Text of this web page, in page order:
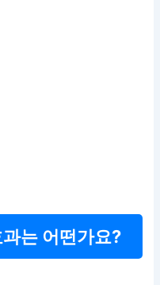
는 어떤가요?